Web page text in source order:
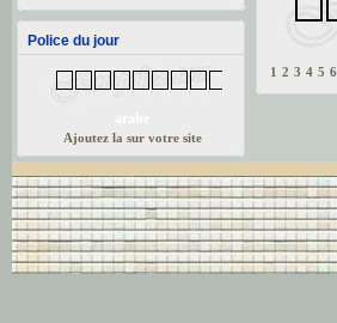
Police du jour
Ajoutez la sur votre site
1 2 3 4 5 6